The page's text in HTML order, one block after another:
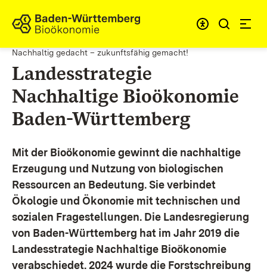
Zum Inhalt springen
Link zur Startseite
Nachhaltig gedacht – zukunftsfähig gemacht!
Landesstrategie
Nachhaltige Bioökonomie
Baden-Württemberg
Mit der Bioökonomie gewinnt die nachhaltige
Erzeugung und Nutzung von biologischen
Ressourcen an Bedeutung. Sie verbindet
Ökologie und Ökonomie mit technischen und
sozialen Fragestellungen. Die Landesregierung
von Baden-Württemberg hat im Jahr 2019 die
Landesstrategie Nachhaltige Bioökonomie
verabschiedet. 2024 wurde die Forstschreibung